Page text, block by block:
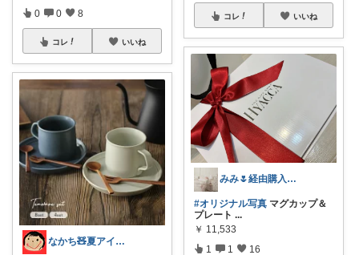
0 0 8
コレ いいね
なかち🧸夏アイテム＆便利グッズ✨
コレ いいね
みみ🌷経由購入感謝いたします🐇💞
#オリジナル写真 マグカップ＆
プレート ...
￥ 11,533
1 1 16